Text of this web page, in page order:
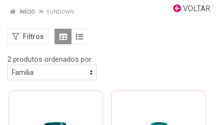
VOLTAR
INÍCIO SUNDOWN
Filtros
2 produtos ordenados por: